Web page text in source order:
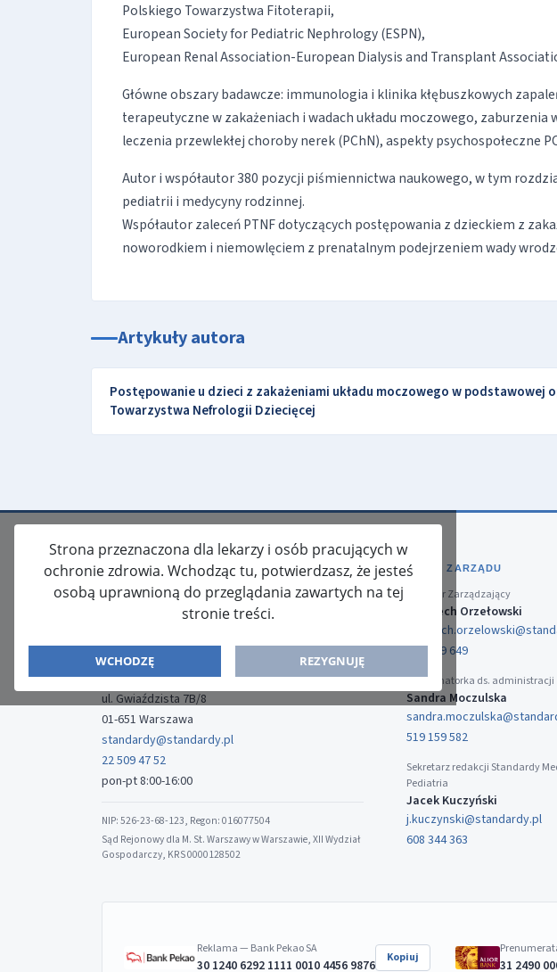
Polskiego Towarzystwa Fitoterapii,
European Society for Pediatric Nephrology (ESPN),
European Renal Association-European Dialysis and Transplant
Główne obszary badawcze: immunologia i klinika kłębuszkowych
terapeutyczne w zakażeniach i wadach układu moczowego,
leczenia przewlekłej choroby nerek (PChN), aspekty psychospołeczne
Autor i współautor 380 pozycji piśmiennictwa naukowego, w tym
pediatrii i medycyny rodzinnej.
Współautor zaleceń PTNF dotyczących postępowania z dzieckiem z
noworodkiem i niemowlęciem z prenatalnym podejrzeniem wady
Artykuły autora
Postępowanie u dzieci z zakażeniami układu moczowego w podstawowej
Towarzystwa Nefrologii Dziecięcej
Strona przeznaczona dla lekarzy i osób pracujących w
ochronie zdrowia. Wchodząc tu, potwierdzasz, że jesteś
osobą uprawnioną do przeglądania zawartych na tej
stronie treści.
WCHODZĘ REZYGNUJĘ
ISSN: 2080-5438
Media-Press Sp. z o.o.
ul. Gwiaździsta 7B/8
01-651 Warszawa
standardy@standardy.pl
22 509 47 52
pon-pt 8:00-16:00
NIP: 526-23-68-123, Regon: 016077504
Sąd Rejonowy dla M. St. Warszawy w Warszawie, XII Wydział
Gospodarczy, KRS 0000128502
BIURO ZARZĄDU
Dyrektor Zarządzający
Wojciech Orzełowski
519 159 649
Koordynatorka ds. administracji
Sandra Moczulska
519 159 582
Sekretarz redakcji Standardy
Pediatria
Jacek Kuczyński
j.kuczynski@standardy.pl
608 344 363
Reklama — Bank Pekao SA
30 1240 6292 1111 0010 4456 9876 Kopiuj 31 2490